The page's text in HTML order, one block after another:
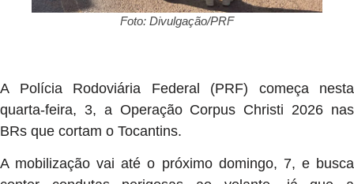
Foto: Divulgação/PRF
A Polícia Rodoviária Federal (PRF) começa nesta
quarta-feira, 3, a Operação Corpus Christi 2026 nas
BRs que cortam o Tocantins.
A mobilização vai até o próximo domingo, 7, e busca